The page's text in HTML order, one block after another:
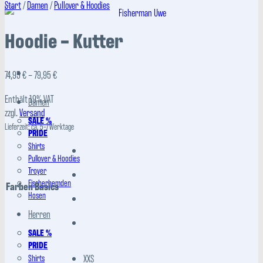
Damen
SALE %
PRIDE
Shirts
Pullover & Hoodies
Troyer
Fischerhemden
Hosen
Herren
SALE %
PRIDE
Shirts
Start/Damen/Pullover & Hoodies
Hoodie – Kutter
74,95€–79,95€Preisspanne:
Enthält 19% VAT
zzgl.Versand
Lieferzeit: ca. 5-7 Werktage
Farben Basics
XXS